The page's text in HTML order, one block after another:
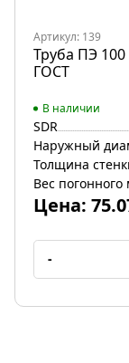
Артикул: 139
Труба ПЭ
ГОСТ
В наличии
SDR
Наружный
Толщина
Вес погонного
Цена:
-